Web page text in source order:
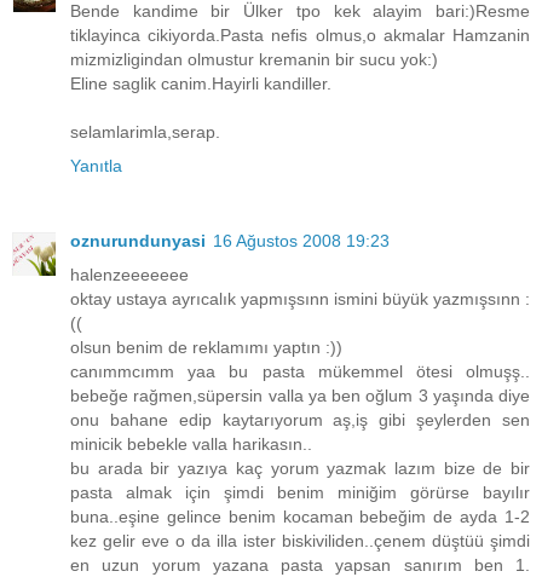
Bende kandime bir Ülker tpo kek alayim bari:)Resme
tiklayinca cikiyorda.Pasta nefis olmus,o akmalar Hamzanin
mizmizligindan olmustur kremanin bir sucu yok:)
Eline saglik canim.Hayirli kandiller.
selamlarimla,serap.
Yanıtla
oznurundunyasi 16 Ağustos 2008 19:23
halenzeeeeeee
oktay ustaya ayrıcalık yapmışsınn ismini büyük yazmışsınn :
((
olsun benim de reklamımı yaptın :))
canımmcımm yaa bu pasta mükemmel ötesi olmuşş..
bebeğe rağmen,süpersin valla ya ben oğlum 3 yaşında diye
onu bahane edip kaytarıyorum aş,iş gibi şeylerden sen
minicik bebekle valla harikasın..
bu arada bir yazıya kaç yorum yazmak lazım bize de bir
pasta almak için şimdi benim miniğim görürse bayılır
buna..eşine gelince benim kocaman bebeğim de ayda 1-2
kez gelir eve o da illa ister biskiviliden..çenem düştüü şimdi
en uzun yorum yazana pasta yapsan sanırım ben 1.